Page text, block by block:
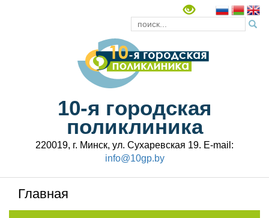
10-я городская
поликлиника
220019, г. Минск, ул. Сухаревская 19. E-mail:
info@10gp.by
Главная